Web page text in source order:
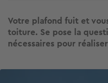
Votre plafond fuit et
toiture. Se pose la
nécessaires pour
Image